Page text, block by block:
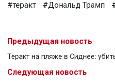
#теракт #Дональд Трамп
Предыдущая новость
Теракт на пляже в Сиднее:
Следующая новость